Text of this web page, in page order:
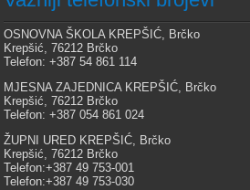
OSNOVNA ŠKOLA KREPŠIĆ, Brčko
Krepšić, 76212 Brčko
Telefon: +387 54 861 114
MJESNA ZAJEDNICA KREPŠIĆ, Brčko
Krepšić, 76212 Brčko
Telefon: +387 054 861 024
ŽUPNI URED KREPŠIĆ, Brčko
Krepšić, 76212 Brčko
Telefon:+387 49 753-001
Telefon:+387 49 753-030